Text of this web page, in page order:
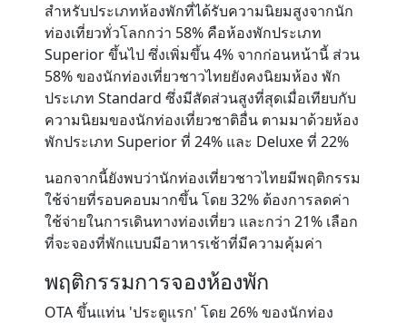
สำหรับประเภทห้องพักที่ได้รับความนิยมสูงจากนัก
ท่องเที่ยวทั่วโลกกว่า 58% คือห้องพักประเภท
Superior ขึ้นไป ซึ่งเพิ่มขึ้น 4% จากก่อนหน้านี้ ส่วน
58% ของนักท่องเที่ยวชาวไทยยังคงนิยมห้อง พัก
ประเภท Standard ซึ่งมีสัดส่วนสูงที่สุดเมื่อเทียบกับ
ความนิยมของนักท่องเที่ยวชาติอื่น ตามมาด้วยห้อง
พักประเภท Superior ที่ 24% และ Deluxe ที่ 22%
นอกจากนี้ยังพบว่านักท่องเที่ยวชาวไทยมีพฤติกรรม
ใช้จ่ายที่รอบคอบมากขึ้น โดย 32% ต้องการลดค่า
ใช้จ่ายในการเดินทางท่องเที่ยว และกว่า 21% เลือก
ที่จะจองที่พักแบบมีอาหารเช้าที่มีความคุ้มค่า
พฤติกรรมการจองห้องพัก
OTA ขึ้นแท่น 'ประตูแรก' โดย 26% ของนักท่อง